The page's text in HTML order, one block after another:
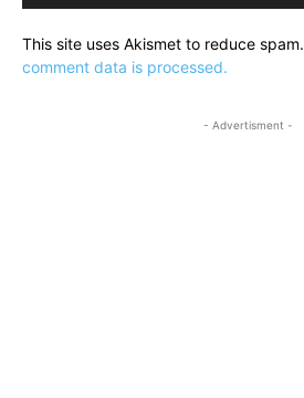
This site uses Akismet to reduce spam.
comment data is processed.
- Advertisment -